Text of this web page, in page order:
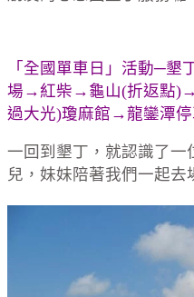
「全國單車日」活動─墾
場→紅柴→龜山(折返點
過大光)瓊麻館→龍鑾潭
一回到墾丁，就認識了一
兒，妹妹陪著我們一起去